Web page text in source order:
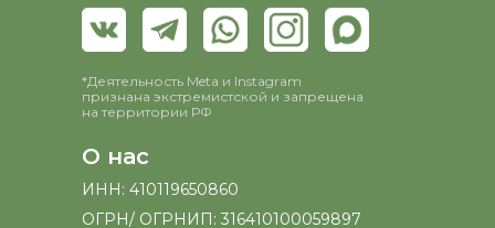
О нас
ИНН: 410119650860
ОГРН/ ОГРНИП: 316410100059897
*Деятельность Meta и Instagram
признана экстремистской и запрещена
на территории РФ